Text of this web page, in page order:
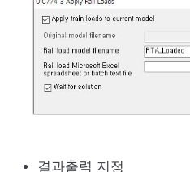
결과출력 지정